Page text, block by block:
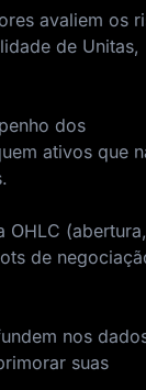
avaliem os
de Unitas,
dos
ativos que
OHLC (abertura,
de
nos
suas